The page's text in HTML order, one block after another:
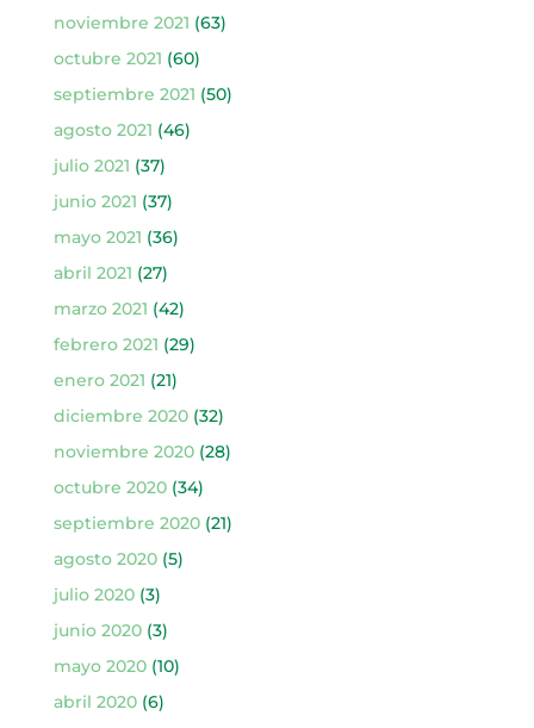
noviembre 2021 (63)
octubre 2021 (60)
septiembre 2021 (50)
agosto 2021 (46)
julio 2021 (37)
junio 2021 (37)
mayo 2021 (36)
abril 2021 (27)
marzo 2021 (42)
febrero 2021 (29)
enero 2021 (21)
diciembre 2020(32)
noviembre 2020(28)
octubre 2020(34)
septiembre 2020(21)
agosto 2020(5)
julio 2020(3)
junio 2020(3)
mayo 2020(10)
abril 2020(6)